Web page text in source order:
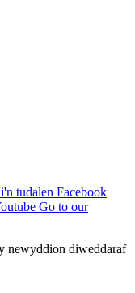
tudalen Facebook
Go to our
newyddion diweddaraf